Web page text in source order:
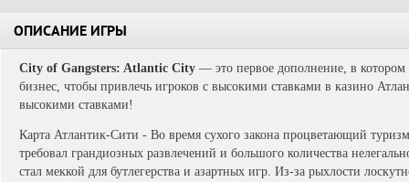
ОПИСАНИЕ ИГРЫ
City of Gangsters: Atlantic City — это первое дополнение, в
бизнес, чтобы привлечь игроков с высокими ставками в казино
высокими ставками!
Карта Атлантик-Сити - Во время сухого закона процветающий
требовал грандиозных развлечений и большого количества
стал меккой для бутлегерства и азартных игр. Из-за рыхлости